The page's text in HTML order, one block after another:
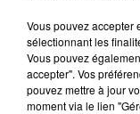
Vous pouvez accepter
sélectionnant les
Vous pouvez
accepter". Vos
pouvez mettre à jour
moment via le lien